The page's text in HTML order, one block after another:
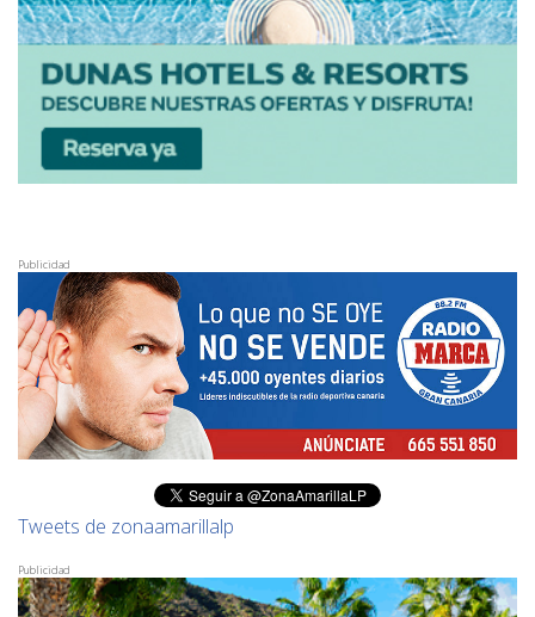
Publicidad
Tweets de zonaamarillalp
Publicidad